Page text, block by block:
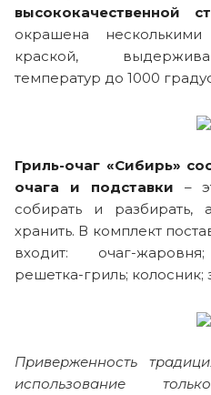
высококачественной
окрашена
краской,
температур до 1000
Гриль-очаг «Сибирь»
очага и подставки –
собирать и
хранить. В комплект
входит: очаг-
решетка-гриль; колосник;
Приверженность
использование